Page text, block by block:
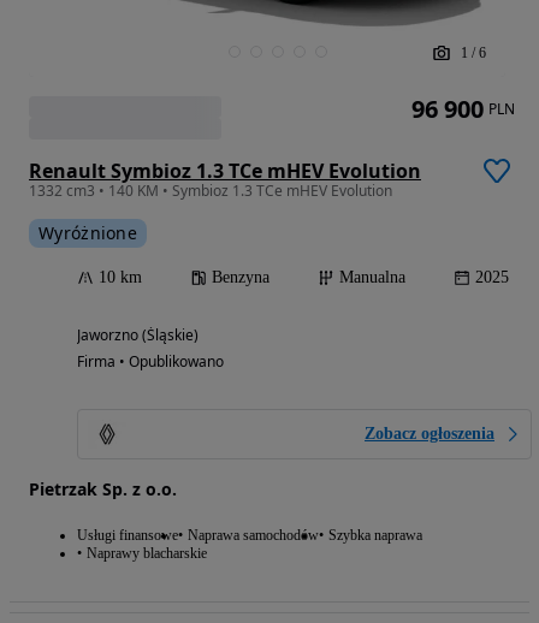
1 / 6
Renault Symbioz 1.3 TCe mHEV Evolution
1332 cm3 • 140 KM • Symbioz 1.3 TCe mHEV Evolution
Wyróżnione
10 km Benzyna Manualna 2025
Jaworzno (Śląskie)
Firma • Opublikowano
Zobacz ogłoszenia
Pietrzak Sp. z o.o.
Usługi finansowe Naprawa samochodów Szybka naprawa
Naprawy blacharskie
96 900 PLN